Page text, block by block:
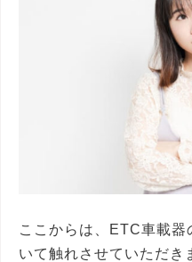
ここからは、ETC車載器
いて触れさせていただき